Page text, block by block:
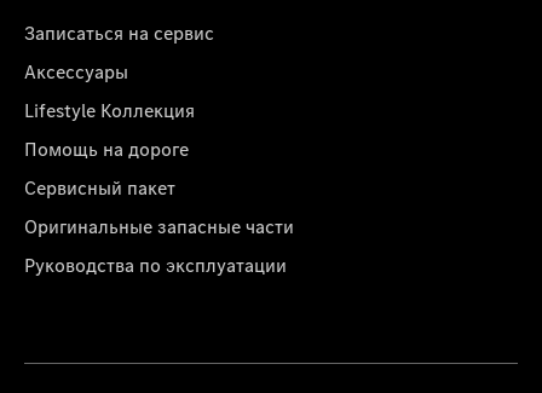
Записаться на сервис
Аксессуары
Lifestyle Коллекция
Помощь на дороге
Сервисный пакет
Оригинальные запасные части
Руководства по эксплуатации